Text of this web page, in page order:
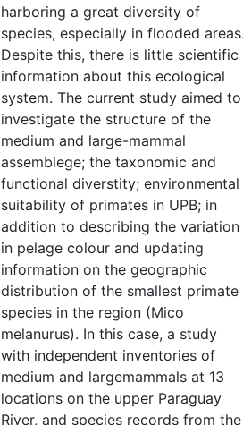
harboring a great diversity of
species, especially in flooded
Despite this, there is little scientific
information about this ecological
system. The current study aimed to
investigate the structure of the
medium and large-mammal
assemblege; the taxonomic and
functional diverstity; environmental
suitability of primates in UPB; in
addition to describing the variation
in pelage colour and updating
information on the geographic
distribution of the smallest primate
species in the region (Mico
melanurus). In this case, a study
with independent inventories of
medium and largemammals at 13
locations on the upper Paraguay
River, and species records from the